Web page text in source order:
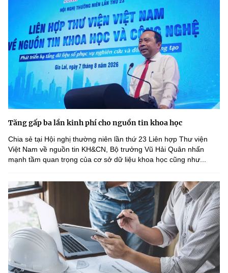
Tăng gấp ba lần kinh phí cho nguồn tin khoa học
Chia sẻ tại Hội nghị thường niên lần thứ 23 Liên hợp Thư viện
Việt Nam về nguồn tin KH&CN, Bộ trưởng Vũ Hải Quân nhấn
mạnh tầm quan trọng của cơ sở dữ liệu khoa học cũng như...